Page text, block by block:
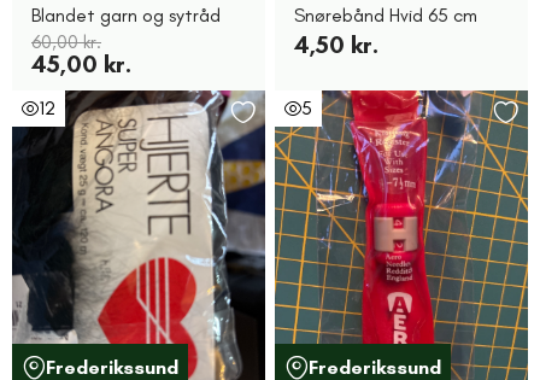
Blandet garn og sytråd
60,00 kr.
45,00 kr.
Snørebånd Hvid 65 cm
4,50 kr.
12
Frederikssund
5
Frederikssund